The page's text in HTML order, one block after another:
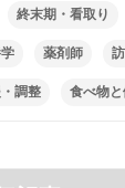
終末期・看取り
薬剤師
調整 食べ物